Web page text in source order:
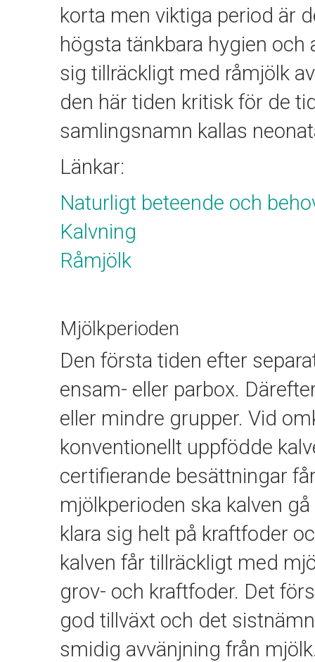
korta men viktiga period är
högsta tänkbara hygien
sig tillräckligt med råmjölk
den här tiden kritisk för de
samlingsnamn kallas
Länkar:
Naturligt beteende och
Kalvning
Råmjölk
Mjölkperioden
Den första tiden efter
ensam- eller parbox.
eller mindre grupper. Vid
konventionellt uppfödde
certifierande besättningar
mjölkperioden ska kalven
klara sig helt på kraftfoder
kalven får tillräckligt med
grov- och kraftfoder. Det
god tillväxt och det
smidig avvänjning från